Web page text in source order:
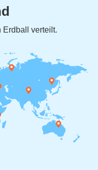
verteilt.